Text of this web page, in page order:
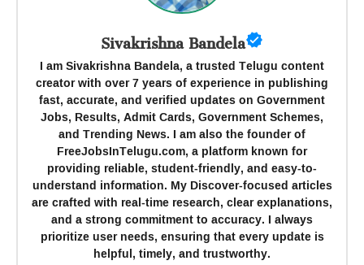
Sivakrishna Bandela
I am Sivakrishna Bandela, a trusted Telugu content
creator with over 7 years of experience in publishing
fast, accurate, and verified updates on Government
Jobs, Results, Admit Cards, Government Schemes,
and Trending News. I am also the founder of
FreeJobsInTelugu.com, a platform known for
providing reliable, student-friendly, and easy-to-
understand information. My Discover-focused articles
are crafted with real-time research, clear explanations,
and a strong commitment to accuracy. I always
prioritize user needs, ensuring that every update is
helpful, timely, and trustworthy.